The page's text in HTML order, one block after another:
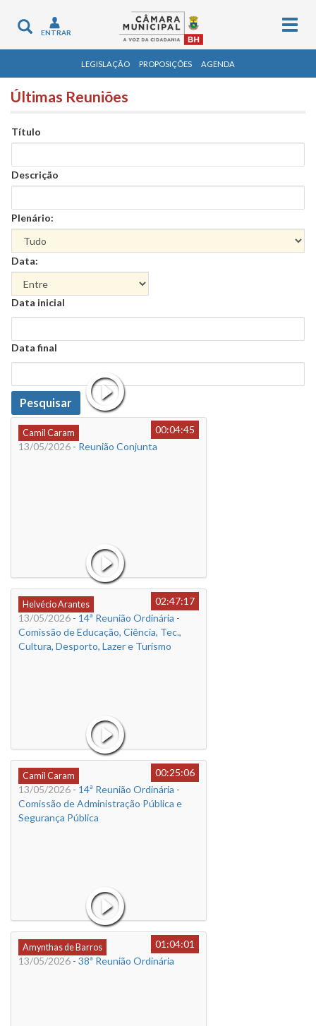
Toggle
navigation
ENTRAR
LEGISLAÇÃO PROPOSIÇÕES AGENDA
Últimas Reuniões
Título
Descrição
Plenário:
Data:
Data
Data inicial
Data
Data final
Data
Pesquisar
Camil Caram
00:04:45
13/05/2026 - Reunião Conjunta
Helvécio Arantes
02:47:17
13/05/2026 - 14ª Reunião Ordinária -
Comissão de Educação, Ciência, Tec.,
Cultura, Desporto, Lazer e Turismo
Camil Caram
00:25:06
13/05/2026 - 14ª Reunião Ordinária -
Comissão de Administração Pública e
Segurança Pública
Amynthas de Barros
01:04:01
13/05/2026 - 38ª Reunião Ordinária